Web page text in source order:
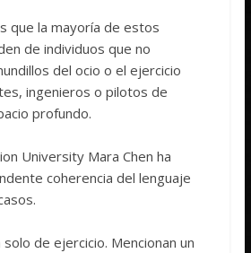
que la mayoría de estos
de individuos que no
del ocio o el ejercicio
ingenieros o pilotos de
profundo.
University Mara Chen ha
coherencia del lenguaje
de ejercicio. Mencionan un